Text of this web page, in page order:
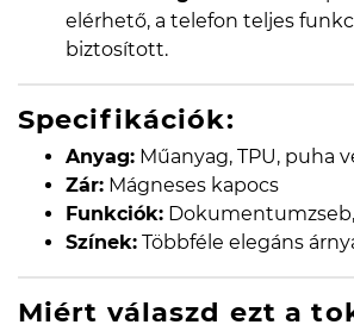
elérhető, a telefon teljes
biztosított.
Specifikációk:
Anyag: Műanyag, TPU, puha
Zár: Mágneses kapocs
Funkciók:
Színek: Többféle elegáns
Miért válaszd ezt a